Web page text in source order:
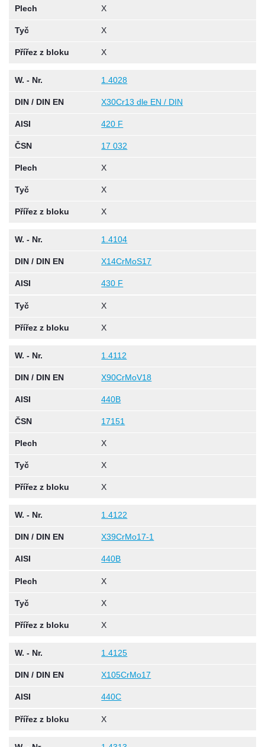
Plech X
Tyč X
Přířez z bloku X
W. - Nr. 1.4028
DIN / DIN EN X30Cr13 dle EN / DIN
AISI 420 F
ČSN 17 032
Plech X
Tyč X
Přířez z bloku X
W. - Nr. 1.4104
DIN / DIN EN X14CrMoS17
AISI 430 F
Tyč X
Přířez z bloku X
W. - Nr. 1.4112
DIN / DIN EN X90CrMoV18
AISI 440B
ČSN 17151
Plech X
Tyč X
Přířez z bloku X
W. - Nr. 1.4122
DIN / DIN EN X39CrMo17-1
AISI 440B
Plech X
Tyč X
Přířez z bloku X
W. - Nr. 1.4125
DIN / DIN EN X105CrMo17
AISI 440C
Přířez z bloku X